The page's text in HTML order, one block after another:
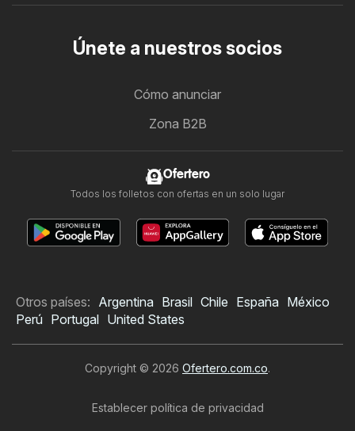
Únete a nuestros socios
Cómo anunciar
Zona B2B
Ofertero
Todos los folletos con ofertas en un solo lugar
Otros países: Argentina Brasil Chile España México
Perú Portugal United States
Copyright © 2026 Ofertero.com.co.
Establecer política de privacidad